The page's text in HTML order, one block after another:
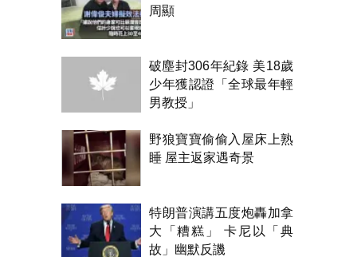
周顯
破塵封306年紀錄 美18歲
少年獲認證「全球最年輕
男教授」
野狼寶寶偷偷入屋床上熟
睡 屋主返家遇奇景
特朗普演講五度炮轟加拿
大「糟糕」 卡尼以「典
故」幽默反譏